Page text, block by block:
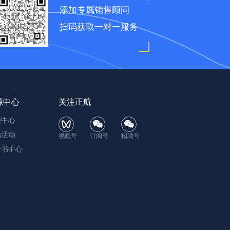
添加专属销售顾问
扫码获取一对一服务
中心
心
动
中心
关注正航
视频号 订阅号 招聘号